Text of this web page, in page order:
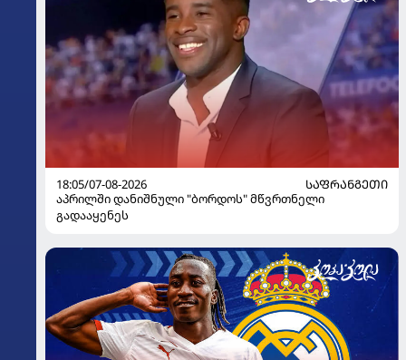
18:05/07-08-2026
ᲡᲐᲤᲠᲐᲜᲒᲔᲗᲘ
აპრილში დანიშნული "ბორდოს" მწვრთნელი
გადააყენეს